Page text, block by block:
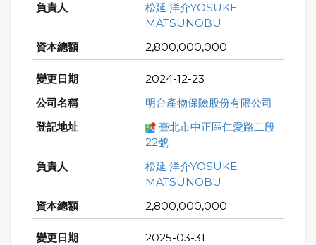
松延 洋介YOSUKE
MATSUNOBU
2,800,000,000
2024-12-23
明台產物保險股份有限公司
臺北市中正區仁愛路二段
22號
松延 洋介YOSUKE
MATSUNOBU
2,800,000,000
2025-03-31